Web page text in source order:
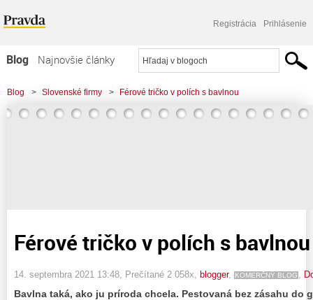
Registrácia Prihlásenie
Blog
Najnovšie články
Najčítanejšie články
Najkomentovanejšie články
Blog > Slovenské firmy > Férové tričko v polích s bavlnou
Férové tričko v polích s bavlnou
14. septembra 2021 13:48 , Prečítané 2 058x, blogger, KOMERČNÝ BLOG
Bavlna taká, ako ju príroda chcela. Pestovaná bez zásahu do